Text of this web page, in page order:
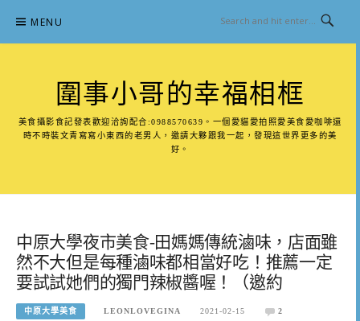
content
MENU
圍事小哥的幸福相框
美食攝影食記發表歡迎洽詢配合:0988570639。一個愛貓愛拍照愛美食愛咖啡還
時不時裝文青寫寫小東西的老男人，邀請大夥跟我一起，發現這世界更多的美
好。
中原大學夜市美食-田媽媽傳統滷味，店面雖
然不大但是每種滷味都相當好吃！推薦一定
要試試她們的獨門辣椒醬喔！（邀約
中原大學美食 LEONLOVEGINA 2021-02-15 2